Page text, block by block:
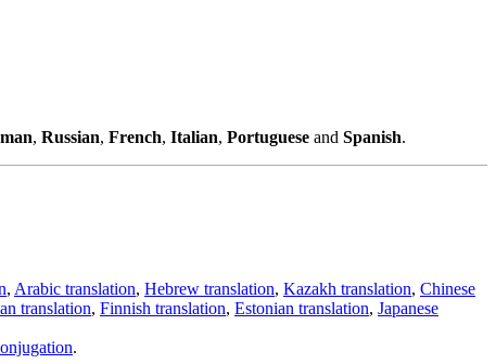
, Russian, French, Italian, Portuguese and Spanish.
, Arabic translation, Hebrew translation, Kazakh translation, Chinese
translation, Finnish translation, Estonian translation, Japanese
.